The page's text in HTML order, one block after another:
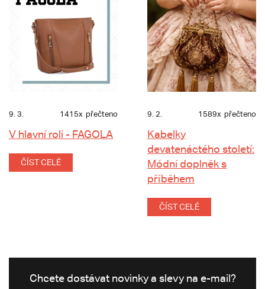
9. 3. 1415x přečteno
V hlavní roli - FAGOLA
ČÍST CELÉ
9. 2. 1589x přečteno
Kabelky
devatenáctého století:
Módní doplněk s
příběhem
ČÍST CELÉ
Chcete dostávat novinky a slevy na e-mail?